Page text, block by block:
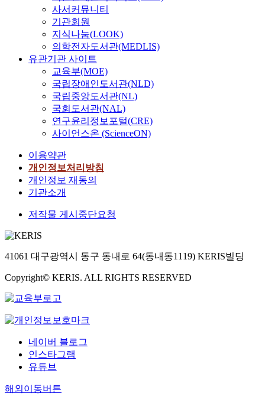
사서커뮤니티
기관회원
지식나눔(LOOK)
의학전자도서관(MEDLIS)
유관기관 사이트
교육부(MOE)
국립장애인도서관(NLD)
국립중앙도서관(NL)
국회도서관(NAL)
연구윤리정보포털(CRE)
사이언스온 (ScienceON)
이용약관
개인정보처리방침
개인정보 재동의
기관소개
저작물 게시중단요청
41061 대구광역시 동구 동내로 64(동내동1119) KERIS빌딩
Copyright© KERIS. ALL RIGHTS RESERVED
네이버 블로그
인스타그램
유튜브
해외이동버튼